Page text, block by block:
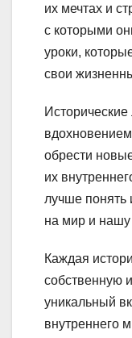
их мечтах и
с которыми
уроки,
свои
Исторические
обрести
их
лучше понять
на мир и нашу
Каждая
собственную
уникальный
внутреннего